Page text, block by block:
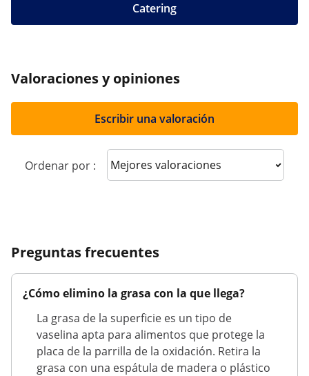
Catering
Valoraciones y opiniones
Escribir una valoración
Ordenar por : Sort reviews
Preguntas frecuentes
¿Cómo elimino la grasa con la que llega?
La grasa de la superficie es un tipo de
vaselina apta para alimentos que protege la
placa de la parrilla de la oxidación. Retira la
grasa con una espátula de madera o plástico